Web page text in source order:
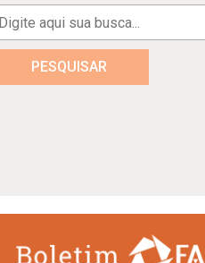
PESQUISAR